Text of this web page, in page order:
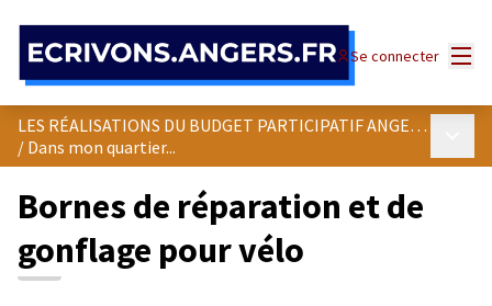
Se connecter
LES RÉALISATIONS DU BUDGET PARTICIPATIF ANGEVIN
/ Dans mon quartier...
Bornes de réparation et de
gonflage pour vélo